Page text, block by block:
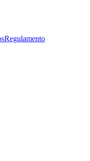
Regulamento